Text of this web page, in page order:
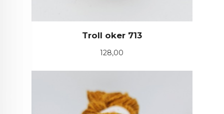
Troll oker 713
Pris
128,00